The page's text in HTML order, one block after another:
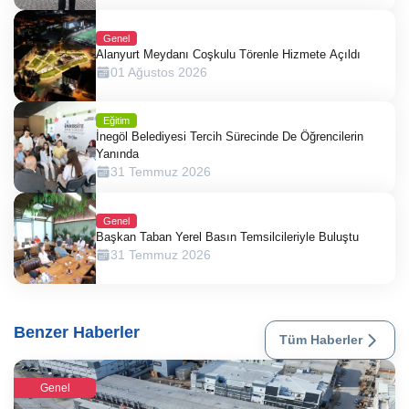
Genel
Alanyurt Meydanı Coşkulu Törenle Hizmete Açıldı
01 Ağustos 2026
Eğitim
İnegöl Belediyesi Tercih Sürecinde De Öğrencilerin
Yanında
31 Temmuz 2026
Genel
Başkan Taban Yerel Basın Temsilcileriyle Buluştu
31 Temmuz 2026
Benzer Haberler Tüm Haberler
Genel